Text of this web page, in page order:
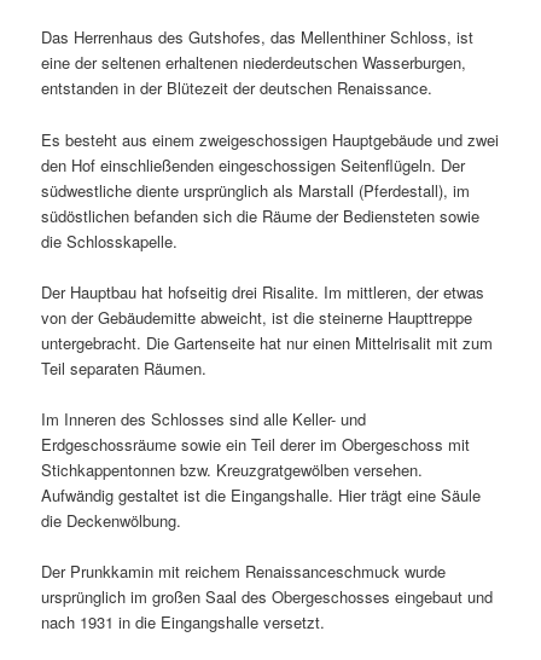
Das Herrenhaus des Gutshofes, das Mellenthiner Schloss, ist
eine der seltenen erhaltenen niederdeutschen Wasserburgen,
entstanden in der Blütezeit der deutschen Renaissance.
Es besteht aus einem zweigeschossigen Hauptgebäude und zwei
den Hof einschließenden eingeschossigen Seitenflügeln. Der
südwestliche diente ursprünglich als Marstall (Pferdestall), im
südöstlichen befanden sich die Räume der Bediensteten sowie
die Schlosskapelle.
Der Hauptbau hat hofseitig drei Risalite. Im mittleren, der etwas
von der Gebäudemitte abweicht, ist die steinerne Haupttreppe
untergebracht. Die Gartenseite hat nur einen Mittelrisalit mit zum
Teil separaten Räumen.
Im Inneren des Schlosses sind alle Keller- und
Erdgeschossräume sowie ein Teil derer im Obergeschoss mit
Stichkappentonnen bzw. Kreuzgratgewölben versehen.
Aufwändig gestaltet ist die Eingangshalle. Hier trägt eine Säule
die Deckenwölbung.
Der Prunkkamin mit reichem Renaissanceschmuck wurde
ursprünglich im großen Saal des Obergeschosses eingebaut und
nach 1931 in die Eingangshalle versetzt.